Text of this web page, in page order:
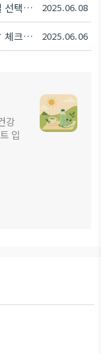
루테인 영양제 종류 비교 TOP 7 - 흡수율·성분별 선택 가이드 2025.06.08
루테인 부작용 7가지 – 복용 전 반드시 알아야 할 체크리스트 2025.06.06
강
입